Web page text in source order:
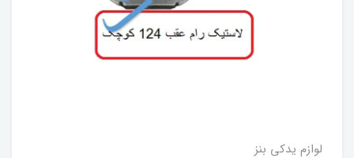
لوازم یدکی بنز